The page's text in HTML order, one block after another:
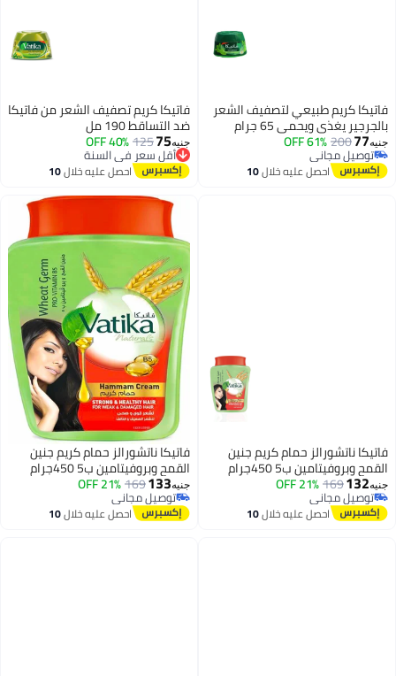
فاتيكا كريم طبيعي لتصفيف الشعر
بالجرجير يغذي ويحمي 65 جرام
جنيه77
200
61% OFF
توصيل مجاني
توصيل مجانياحصل عليه خلال10
فاتيكا كريم تصفيف الشعر من فاتيكا
ضد التساقط 190 مل
جنيه75
125
40% OFF
أقل سعر في السنة
توصيل مجاني
أقل سعر في السنة
احصل عليه خلال10
فاتيكا ناتشورالز حمام كريم جنين
القمح وبروفيتامين ب5 450جرام
جنيه132
169
21% OFF
توصيل مجاني
توصيل مجانياحصل عليه خلال10
فاتيكا ناتشورالز حمام كريم جنين
القمح وبروفيتامين ب5 450جرام
جنيه133
169
21% OFF
توصيل مجاني
توصيل مجانياحصل عليه خلال10